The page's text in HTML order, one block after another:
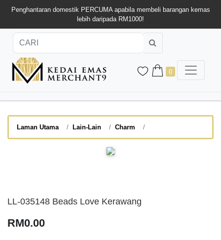
Penghantaran domestik PERCUMA apabila membeli barangan kemas
lebih daripada RM1000!
0
Laman Utama Lain-Lain Charm
LL-035148 Beads Love Kerawang
RM0.00